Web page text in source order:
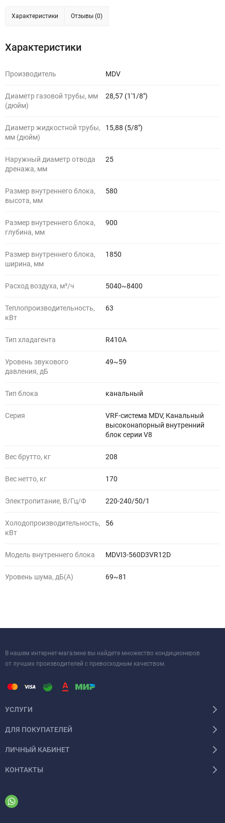
Характеристики Отзывы (0)
Характеристики
Производитель MDV
Диаметр газовой трубы, мм
(дюйм)
28,57 (1'1/8")
Диаметр жидкостной трубы,
мм (дюйм)
15,88 (5/8")
Наружный диаметр отвода
дренажа, мм
25
Размер внутреннего блока,
высота, мм
580
Размер внутреннего блока,
глубина, мм
900
Размер внутреннего блока,
ширина, мм
1850
Расход воздуха, м³/ч 5040~8400
Теплопроизводительность,
кВт
63
Тип хладагента R410A
Уровень звукового
давления, дБ
49~59
Тип блока канальный
Серия
VRF-система MDV, Канальный
высоконапорный внутренний
блок серии V8
Вес брутто, кг 208
Вес нетто, кг 170
Электропитание, В/Гц/Ф 220-240/50/1
Холодопроизводительность,
кВт
56
Модель внутреннего блока MDVI3-560D3VR12D
Уровень шума, дБ(A) 69~81
В нашем интернет-магазине вы найдете множество кондиционеров
от лучших производителей с превосходным качеством.
УСЛУГИ
ДЛЯ ПОКУПАТЕЛЕЙ
ЛИЧНЫЙ КАБИНЕТ
КОНТАКТЫ